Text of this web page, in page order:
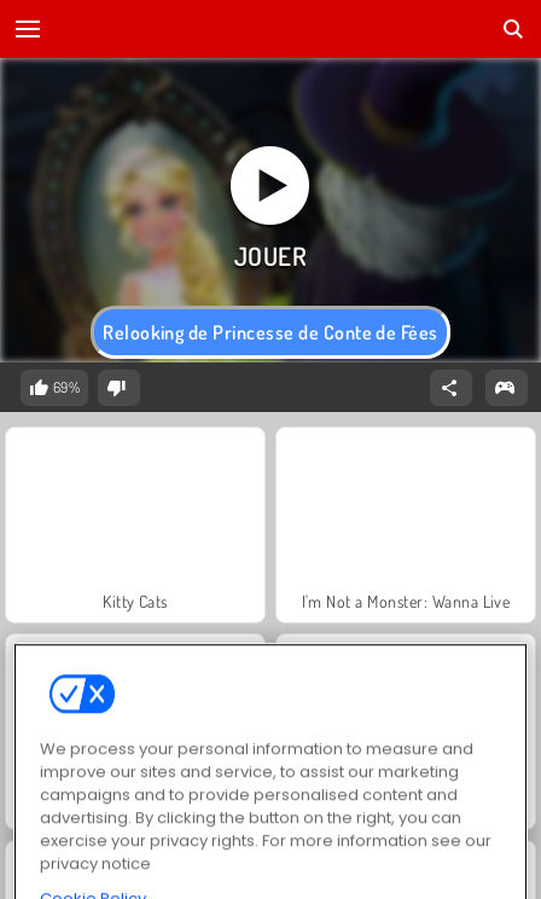
Relooking de Princesse de Conte de Fées
69%
Kitty Cats I'm Not a Monster: Wanna Live
Jewel Garden Story Farm Merge Valley
We process your personal information to measure and
improve our sites and service, to assist our marketing
campaigns and to provide personalised content and
advertising. By clicking the button on the right, you can
exercise your privacy rights. For more information see our
privacy notice